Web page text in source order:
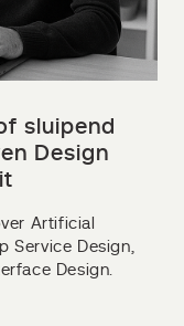
sluipend
Design
Artificial
Service Design,
Design.